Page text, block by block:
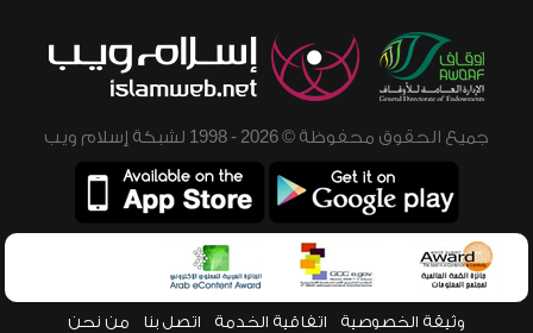
جميع الحقوق محفوظة © 2026 - 1998 لشبكة إسلام ويب
وثيقة الخصوصية اتفاقية الخدمة اتصل بنا من نحن